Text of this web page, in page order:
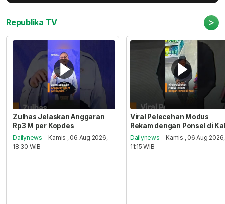
Republika TV >
Zulhas Jelaskan Anggaran
Rp3 M per Kopdes
Dailynews - Kamis , 06 Aug 2026,
18:30 WIB
Viral Pelecehan Modus
Rekam dengan Ponsel di
Dailynews - Kamis , 06 Aug 2026,
11:15 WIB